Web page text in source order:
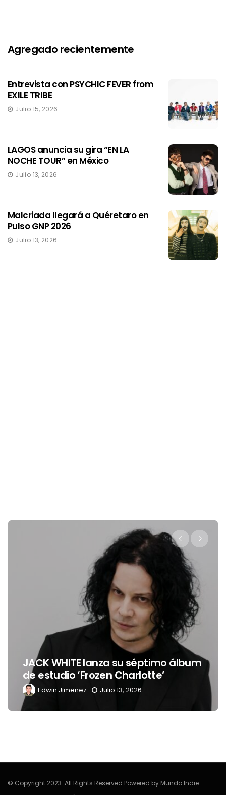
Agregado recientemente
Entrevista con PSYCHIC FEVER from
EXILE TRIBE
Julio 15, 2026
LAGOS anuncia su gira “EN LA
NOCHE TOUR” en México
Julio 13, 2026
Malcriada llegará a Quéretaro en
Pulso GNP 2026
Julio 13, 2026
JACK WHITE lanza su séptimo álbum
de estudio ‘Frozen Charlotte’
Edwin Jimenez Julio 13, 2026
© Copyright 2023. All Rights Reserved Powered by Mundo Indie.